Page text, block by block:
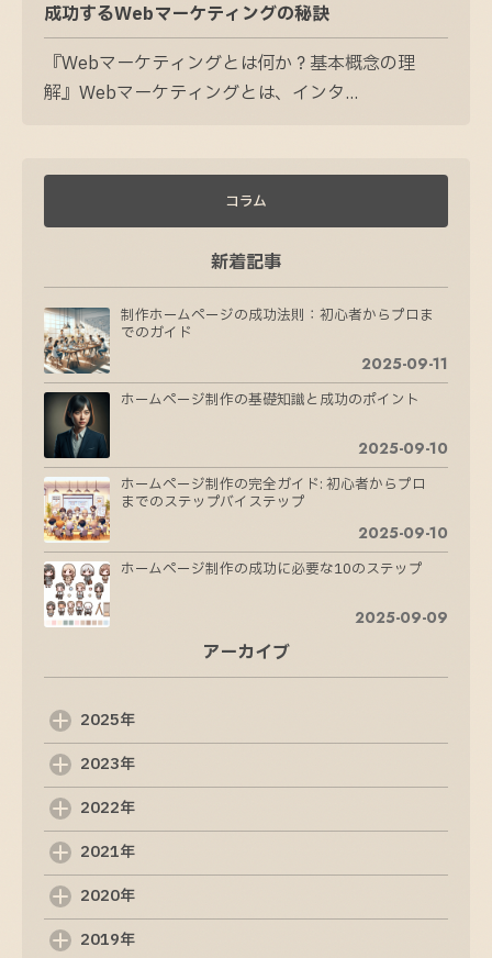
成功するWebマーケティングの秘訣
『Webマーケティングとは何か？基本概念の理
解』Webマーケティングとは、インタ...
コラム
新着記事
制作ホームページの成功法則：初心者からプロま
でのガイド
2025-09-11
ホームページ制作の基礎知識と成功のポイント
2025-09-10
ホームページ制作の完全ガイド: 初心者からプロ
までのステップバイステップ
2025-09-10
ホームページ制作の成功に必要な10のステップ
2025-09-09
ホームページ制作の成功法則：魅力的なサイトを
作るためのステップ
Web制作会社の選び方: 成功するためのポイント
2025-09-07
ント
2025-09-06
ホームページ制作の基本を理解するためのガイド
アーカイブ
2025年
2023年
2022年
2021年
2020年
2019年